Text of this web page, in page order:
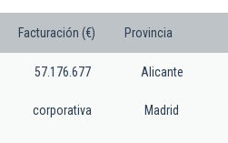
Facturación (€) Provincia
57.176.677 Alicante
corporativa Madrid